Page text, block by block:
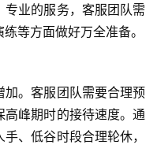
业的服务，客服团队需
等方面做好万全准备。
。客服团队需要合理预
峰期时的接待速度。通
、低谷时段合理轮休，